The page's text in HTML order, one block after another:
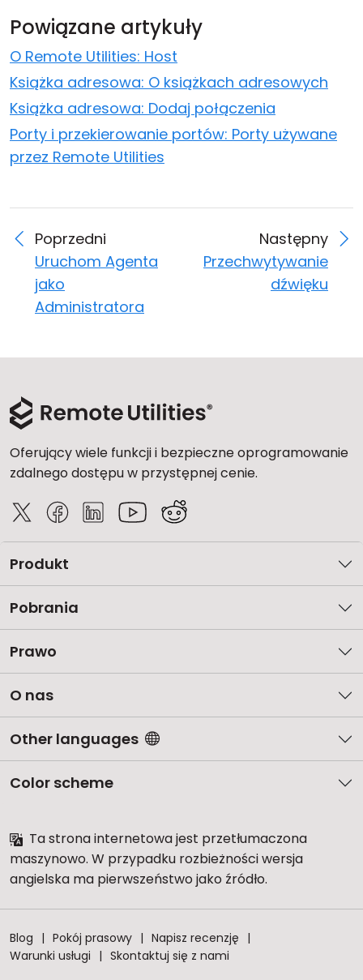
Powiązane artykuły
O Remote Utilities: Host
Książka adresowa: O książkach adresowych
Książka adresowa: Dodaj połączenia
Porty i przekierowanie portów: Porty używane
przez Remote Utilities
Poprzedni
Uruchom Agenta
jako
Administratora
Następny
Przechwytywanie
dźwięku
Oferujący wiele funkcji i bezpieczne oprogramowanie
zdalnego dostępu w przystępnej cenie.
Produkt
Pobrania
Prawo
O nas
Other languages
Color scheme
Ta strona internetowa jest przetłumaczona
maszynowo. W przypadku rozbieżności wersja
angielska ma pierwszeństwo jako źródło.
Blog Pokój prasowy
Napisz recenzję
Warunki usługi
Skontaktuj się z nami